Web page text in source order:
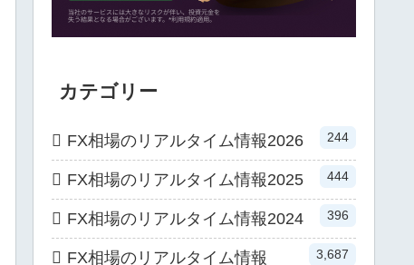
カテゴリー
FX相場のリアルタイム情報2026 244
FX相場のリアルタイム情報2025 444
FX相場のリアルタイム情報2024 396
FX相場のリアルタイム情報 3,687